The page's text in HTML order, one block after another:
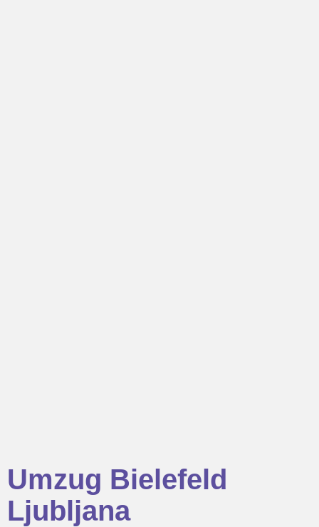
Umzug Bielefeld
Ljubljana